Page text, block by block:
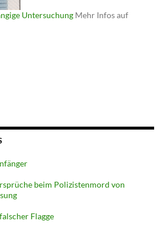
Untersuchung Mehr Infos auf
beim Polizistenmord von
Flagge